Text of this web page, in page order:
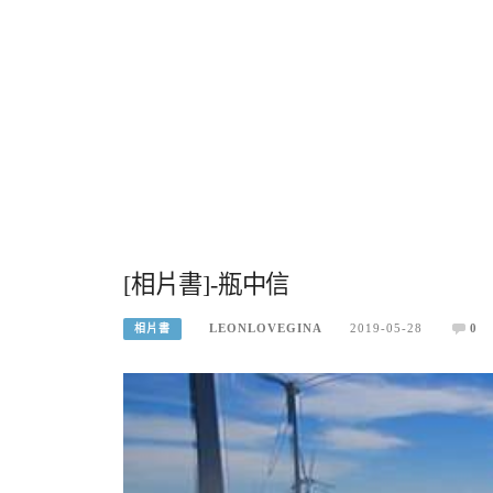
[相片書]-瓶中信
相片書 LEONLOVEGINA 2019-05-28 0